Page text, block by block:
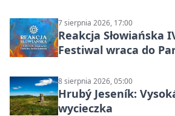
7 sierpnia 2026, 17:00
Reakcja Słowiańska
Festiwal wraca do
8 sierpnia 2026, 05:00
Hrubý Jeseník:
wycieczka